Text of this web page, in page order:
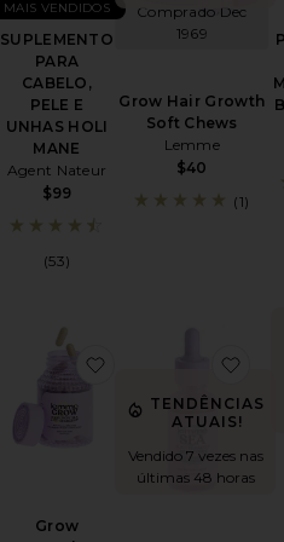
SUPLEMENTO
PARA
CABELO,
PELE E
UNHAS HOLI
MANE
Agent Nateur
$99
MAIS VENDIDOS
(53)
Comprado Dec
1969
Grow Hair Growth
Soft Chews
Lemme
$40
(1)
Grow
favoritoGrow
TENDÊNCIAS
ATUAIS!
Vendido 7 vezes nas
últimas 48 horas